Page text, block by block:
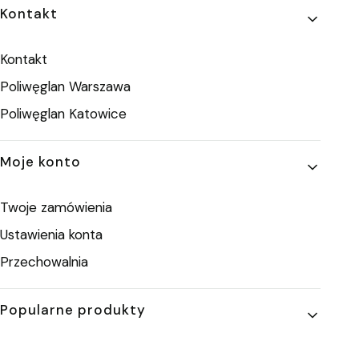
Linki w stopce
Kontakt
Kontakt
Poliwęglan Warszawa
Poliwęglan Katowice
Moje konto
Twoje zamówienia
Ustawienia konta
Przechowalnia
Popularne produkty